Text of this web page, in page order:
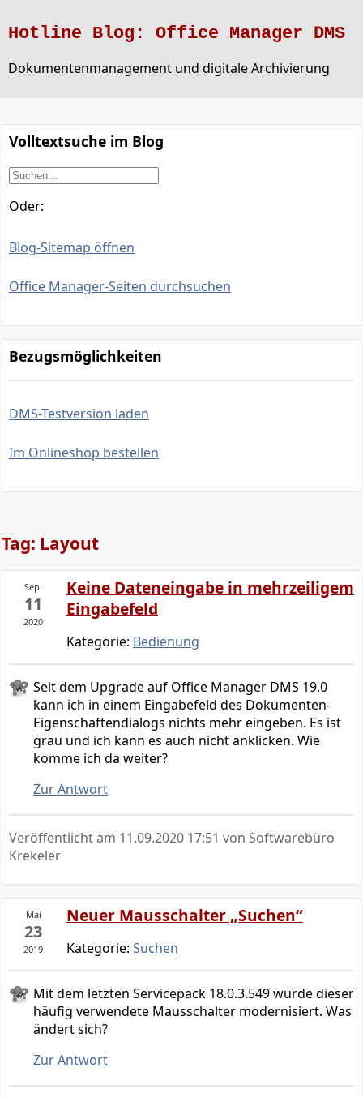
Hotline Blog: Office Manager DMS
Dokumentenmanagement und digitale Archivierung
Volltextsuche im Blog
Oder:
Blog-Sitemap öffnen
Office Manager-Seiten durchsuchen
Bezugsmöglichkeiten
DMS-Testversion laden
Im Onlineshop bestellen
Tag: Layout
Sep.
11
2020
Keine Dateneingabe in mehrzeiligem
Eingabefeld
Kategorie: Bedienung
Seit dem Upgrade auf Office Manager DMS 19.0
kann ich in einem Eingabefeld des Dokumenten-
Eigenschaftendialogs nichts mehr eingeben. Es ist
grau und ich kann es auch nicht anklicken. Wie
komme ich da weiter?
Zur Antwort
Veröffentlicht am 11.09.2020 17:51 von Softwarebüro
Krekeler
Mai
23
2019
Neuer Mausschalter „Suchen“
Kategorie: Suchen
Mit dem letzten Servicepack 18.0.3.549 wurde dieser
häufig verwendete Mausschalter modernisiert. Was
ändert sich?
Zur Antwort